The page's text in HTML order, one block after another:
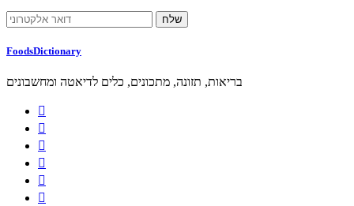
FoodsDictionary
בריאות, תזונה, מתכונים, כלים לדיאטה ומחשבונים





